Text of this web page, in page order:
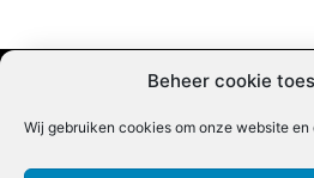
Beheer cookie
Wij gebruiken cookies om onze website